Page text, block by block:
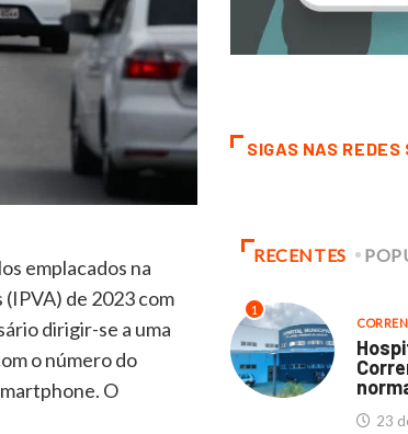
emplacados na
de 2023 com
dirigir-se a uma
o número do
O
SIGAS NAS REDES
RECENTES
1
23